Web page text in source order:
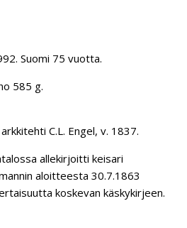
Suomi 75 vuotta.
585 g.
C.L. Engel, v. 1837.
allekirjoitti keisari
aloitteesta 30.7.1863
koskevan käskykirjeen.